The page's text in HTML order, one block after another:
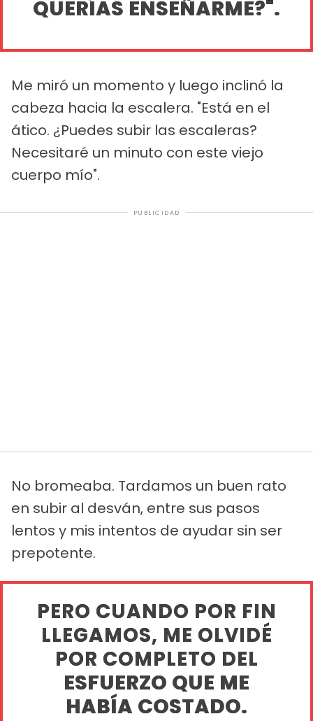
QUERÍAS ENSEÑARME?".
Me miró un momento y luego inclinó la
cabeza hacia la escalera. "Está en el
ático. ¿Puedes subir las escaleras?
Necesitaré un minuto con este viejo
cuerpo mío".
PUBLICIDAD
No bromeaba. Tardamos un buen rato
en subir al desván, entre sus pasos
lentos y mis intentos de ayudar sin ser
prepotente.
PERO CUANDO POR FIN
LLEGAMOS, ME OLVIDÉ
POR COMPLETO DEL
ESFUERZO QUE ME
HABÍA COSTADO.